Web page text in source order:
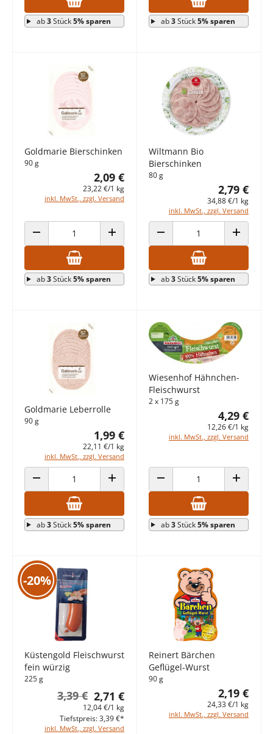
ab3Stück5% sparen ab3Stück5% sparen
Goldmarie Bierschinken
90 g
2,09 €
23,22 €/1 kg
inkl. MwSt., zzgl. Versand
ANZAHL VERRINGERN ANZAHL ERHÖHEN
ab3Stück5% sparen
Wiltmann Bio
Bierschinken
80 g
2,79 €
34,88 €/1 kg
inkl. MwSt., zzgl. Versand
ANZAHL VERRINGERN ANZAHL
ab3Stück5% sparen
Goldmarie Leberrolle
90 g
1,99 €
22,11 €/1 kg
inkl. MwSt., zzgl. Versand
ANZAHL VERRINGERN ANZAHL ERHÖHEN
ab3Stück5% sparen
Wiesenhof Hähnchen-
Fleischwurst
2 x 175 g
4,29 €
12,26 €/1 kg
inkl. MwSt., zzgl. Versand
ANZAHL VERRINGERN ANZAHL
ab3Stück5% sparen
-20%
Küstengold Fleischwurst
fein würzig
225 g
2,71 €
3,39 €
12,04 €/1 kg
inkl. MwSt., zzgl. Versand
Tiefstpreis: 3,39 €*
Reinert Bärchen
Geflügel-Wurst
90 g
2,19 €
24,33 €/1 kg
inkl. MwSt., zzgl. Versand